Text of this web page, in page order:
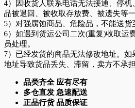
4）因收货人联系电话无法接通、停
品被退回、被收取存放费、被遗失等
5）对强腐蚀商品、危险品，不能送货
6）如遇到货运公司二次(重复)收取运
员处理。
7）已经发货的商品无法修改地址。
地址导致货品丢失、滞留，卖方不承担
品类齐全 应有尽有
多仓直发 急速配送
正品行货 品质保证